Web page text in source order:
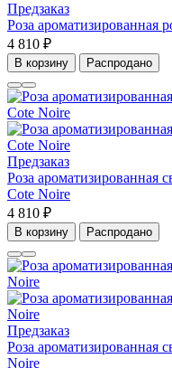
Предзаказ
Роза ароматизированная
4 810 ₽
В корзину Распродано
Предзаказ
Роза ароматизированная
Cote Noire
4 810 ₽
В корзину Распродано
Предзаказ
Роза ароматизированная
Noire